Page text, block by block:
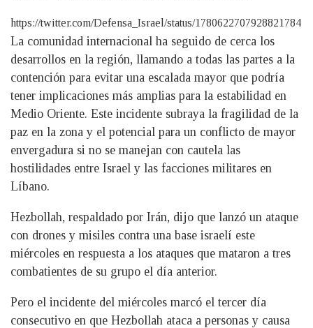
https://twitter.com/Defensa_Israel/status/1780622707928821784
La comunidad internacional ha seguido de cerca los
desarrollos en la región, llamando a todas las partes a la
contención para evitar una escalada mayor que podría
tener implicaciones más amplias para la estabilidad en
Medio Oriente. Este incidente subraya la fragilidad de la
paz en la zona y el potencial para un conflicto de mayor
envergadura si no se manejan con cautela las
hostilidades entre Israel y las facciones militares en
Líbano.
Hezbollah, respaldado por Irán, dijo que lanzó un ataque
con drones y misiles contra una base israelí este
miércoles en respuesta a los ataques que mataron a tres
combatientes de su grupo el día anterior.
Pero el incidente del miércoles marcó el tercer día
consecutivo en que Hezbollah ataca a personas y causa